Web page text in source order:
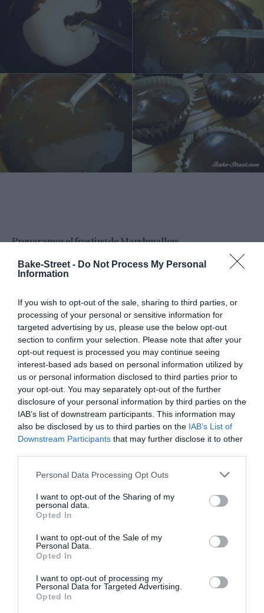
Bake-Street - Do Not Process My Personal
Information
If you wish to opt-out of the sale, sharing to third parties, or
processing of your personal or sensitive information for
targeted advertising by us, please use the below opt-out
section to confirm your selection. Please note that after your
opt-out request is processed you may continue seeing
interest-based ads based on personal information utilized by
us or personal information disclosed to third parties prior to
your opt-out. You may separately opt-out of the further
disclosure of your personal information by third parties on the
IAB’s list of downstream participants. This information may
also be disclosed by us to third parties on the IAB’s List of
Downstream Participants that may further disclose it to other
Please note that this website/app uses one or more Google
not limited to your visit or usage behaviour. You may click to
grant or deny consent to Google and its third-party tags to
use your data for below specified purposes in below Google
consent section.
Personal Data Processing Opt Outs
I want to opt-out of the Sharing of my
personal data.
Opted In
I want to opt-out of the Sale of my
Personal Data.
Opted In
I want to opt-out of processing my
Personal Data for Targeted Advertising.
Opted In
Preparamos el frosting de Marshmallow.
En un bol que soporte el calor, incorporamos las claras junto
cazo con agua, esta no debe llegar a hervir)y batimos con varillas
hasta que espumen bastante.
Incorporamos 1/3 parte del azúcar sin dejar de batir. Una vez
observemos que se ha integrado repetimos la operación con
las otras 2 partes que quedan por añadir,sin dejar de batir
Añadimos la esencia y batimos bien tras cada adicción.